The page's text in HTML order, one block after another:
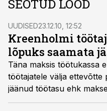
SEOTUD LOOD
UUDISED23.12.10, 12:52
Kreenholmi
lõpuks saamata
Täna maksis töötukassa
töötajatele välja ettevõtte
jäänud töötasu ehk
kogusummas 13,5